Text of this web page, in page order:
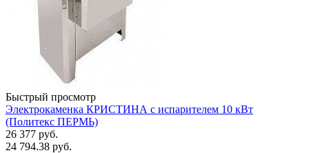
Быстрый просмотр
Электрокаменка КРИСТИНА с испарителем 10 кВт
(Политекс ПЕРМЬ)
26 377 руб.
24 794.38 руб.